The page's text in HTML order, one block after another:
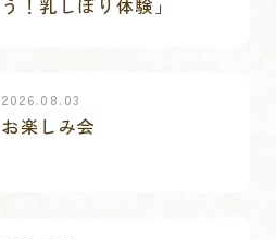
う！乳しぼり体験」
2026.08.03
お楽しみ会